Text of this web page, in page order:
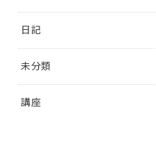
日記
未分類
講座